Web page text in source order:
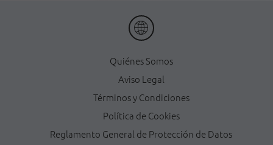
Quiénes Somos
Aviso Legal
Términos y Condiciones
Política de Cookies
Reglamento General de Protección de Datos